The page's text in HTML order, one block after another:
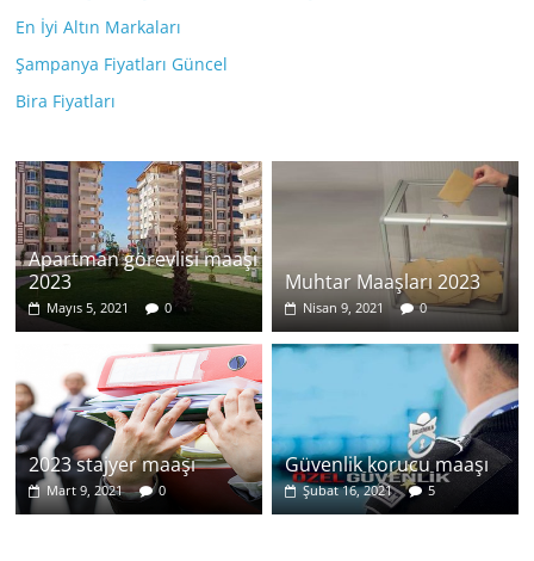
En İyi Altın Markaları
Şampanya Fiyatları Güncel
Bira Fiyatları
Apartman görevlisi maaşı
2023
Mayıs 5, 2021 0
Muhtar Maaşları 2023
Nisan 9, 2021 0
2023 stajyer maaşı
Mart 9, 2021 0
Güvenlik korucu maaşı
Şubat 16, 2021 5